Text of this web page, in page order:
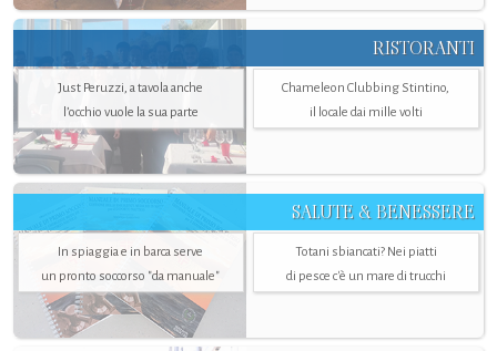
RISTORANTI
Just Peruzzi, a tavola anche
l’occhio vuole la sua parte
Chameleon Clubbing Stintino,
il locale dai mille volti
SALUTE & BENESSERE
In spiaggia e in barca serve
un pronto soccorso "da manuale"
Totani sbiancati? Nei piatti
di pesce c'è un mare di trucchi